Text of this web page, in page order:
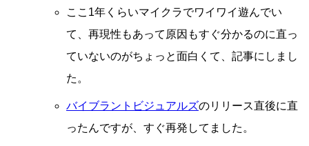
ここ1年くらいマイクラでワイワイ遊んでい
て、再現性もあって原因もすぐ分かるのに直っ
ていないのがちょっと面白くて、記事にしまし
た。
バイブラントビジュアルズのリリース直後に直
ったんですが、すぐ再発してました。